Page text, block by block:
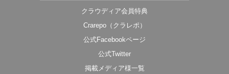
クラウディア会員特典
Crarepo（クラレポ）
公式Facebookページ
公式Twitter
掲載メディア様一覧